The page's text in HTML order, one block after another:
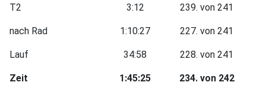
T2 3:12 239. von 241
nach Rad 1:10:27 227. von 241
Lauf 34:58 228. von 241
Zeit 1:45:25 234. von 242